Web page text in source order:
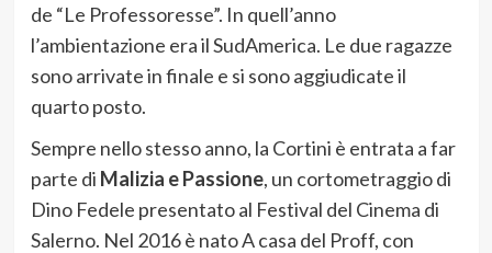
de “Le Professoresse”. In quell’anno
l’ambientazione era il SudAmerica. Le due ragazze
sono arrivate in finale e si sono aggiudicate il
quarto posto.
Sempre nello stesso anno, la Cortini è entrata a far
parte di Malizia e Passione, un cortometraggio di
Dino Fedele presentato al Festival del Cinema di
Salerno. Nel 2016 è nato A casa del Proff, con